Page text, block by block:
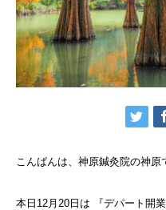
こんばんは、神原鍼灸院の神原
本日12月20日は 『デパート開業